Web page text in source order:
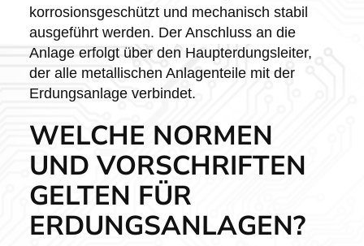
korrosionsgeschützt und mechanisch stabil
ausgeführt werden. Der Anschluss an die
Anlage erfolgt über den Haupterdungsleiter,
der alle metallischen Anlagenteile mit der
Erdungsanlage verbindet.
WELCHE NORMEN
UND VORSCHRIFTEN
GELTEN FÜR
ERDUNGSANLAGEN?